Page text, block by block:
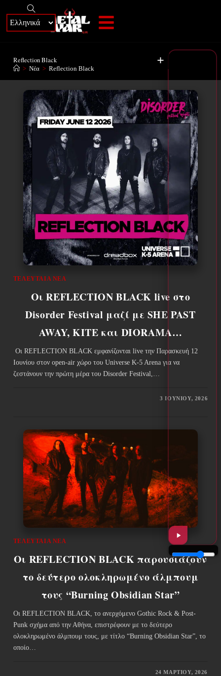
+
Reflection Black
> Νέα > Reflection Black
ΤΕΛΕΥΤΑΊΑ ΝΈΑ
Οι REFLECTION BLACK live στο
Disorder Festival μαζί με SHE PAST
AWAY, KITE και DIORAMA…
Οι REFLECTION BLACK εμφανίζονται live την Παρασκευή 12
Ιουνίου στον open-air χώρο του Universe K-5 Arena για να
ζεστάνουν την πρώτη μέρα του Disorder Festival,…
3 ΙΟΥΝΊΟΥ, 2026
ΤΕΛΕΥΤΑΊΑ ΝΈΑ
Οι REFLECTION BLACK παρουσιάζουν
το δεύτερο ολοκληρωμένο άλμπουμ
τους “Burning Obsidian Star”
Οι REFLECTION BLACK, το ανερχόμενο Gothic Rock & Post-
Punk σχήμα από την Αθήνα, επιστρέφουν με το δεύτερο
ολοκληρωμένο άλμπουμ τους, με τίτλο “Burning Obsidian Star”, το
οποίο…
24 ΜΑΡΤΊΟΥ, 2026